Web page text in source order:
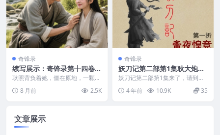
奇锋录
续写展示：奇锋录第十四卷第
九七折 法身非相 孽满乾坤
耿照背负着她，僵在原地，一颗心
是一种难以言喻的悚栗...
8 月前 2.5K
奇锋录
妖刀记第二部第1集耿大炮装
逼来了请下载epub
妖刀记第二部第1集来了，请到文
末下载epub。 距离骧公幽邸中那
场惊天动地的决战...
4 年前 10.9K 35
文章展示